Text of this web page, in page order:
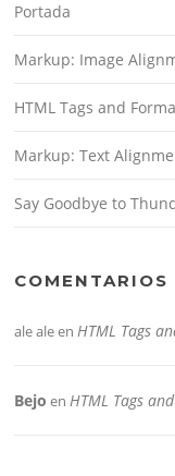
Portada
Markup: Image
HTML Tags and
Markup: Text
Say Goodbye to
COMENTARIOS
ale aleenHTML Tags
Bejo enHTML Tags